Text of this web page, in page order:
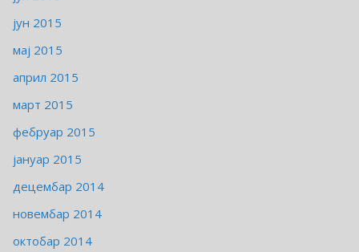
јун 2015
мај 2015
април 2015
март 2015
фебруар 2015
јануар 2015
децембар 2014
новембар 2014
октобар 2014